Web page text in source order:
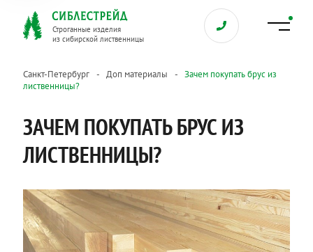
Строганные изделия
из сибирской лиственницы
Санкт-Петербург Доп материалы
Зачем покупать брус из
лиственницы?
ЗАЧЕМ ПОКУПАТЬ БРУС ИЗ
ЛИСТВЕННИЦЫ?